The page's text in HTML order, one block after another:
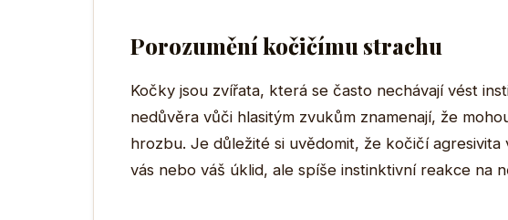
Porozumění kočičímu strachu
Kočky jsou zvířata, která se často nechávají vést
nedůvěra vůči hlasitým zvukům znamenají, že
hrozbu. Je důležité si uvědomit, že kočičí
vás nebo váš úklid, ale spíše instinktivní reakce na